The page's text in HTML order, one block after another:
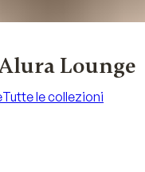
Lounge
Tutte le collezioni